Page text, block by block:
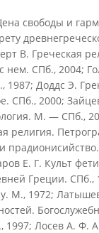
свободы и
В. Греческая
нем. СПб., 2004;
1987; Доддс Э.
СПб., 2000;
М. — СПб.,
религия.
Е. Г. Культ
Греции. СПб.,
М., 1972;
1997; Лосев А. Ф.